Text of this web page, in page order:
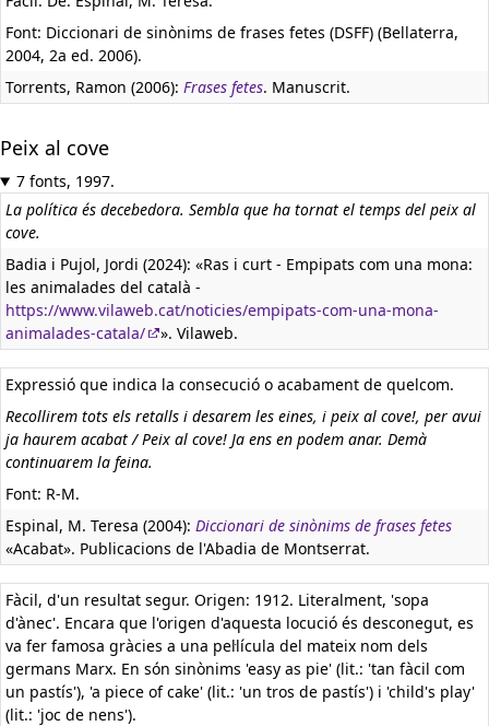
Font: Diccionari de sinònims de frases fetes (DSFF) (Bellaterra,
2004, 2a ed. 2006).
Torrents, Ramon (2006): Frases fetes. Manuscrit.
Peix al cove
7 fonts, 1997.
La política és decebedora. Sembla que ha tornat el temps del peix al
cove.
Badia i Pujol, Jordi (2024): «Ras i curt - Empipats com una mona:
les animalades del català -
https://www.vilaweb.cat/noticies/empipats-com-una-mona-
animalades-catala/
». Vilaweb.
Expressió que indica la consecució o acabament de quelcom.
Recollirem tots els retalls i desarem les eines, i peix al cove!, per avui
ja haurem acabat / Peix al cove! Ja ens en podem anar. Demà
continuarem la feina.
Font: R-M.
Espinal, M. Teresa (2004): Diccionari de sinònims de frases fetes
«Acabat». Publicacions de l'Abadia de Montserrat.
Fàcil, d'un resultat segur. Origen: 1912. Literalment, 'sopa
d'ànec'. Encara que l'origen d'aquesta locució és desconegut, es
va fer famosa gràcies a una pel·lícula del mateix nom dels
germans Marx. En són sinònims 'easy as pie' (lit.: 'tan fàcil com
un pastís'), 'a piece of cake' (lit.: 'un tros de pastís') i 'child's play'
(lit.: 'joc de nens').